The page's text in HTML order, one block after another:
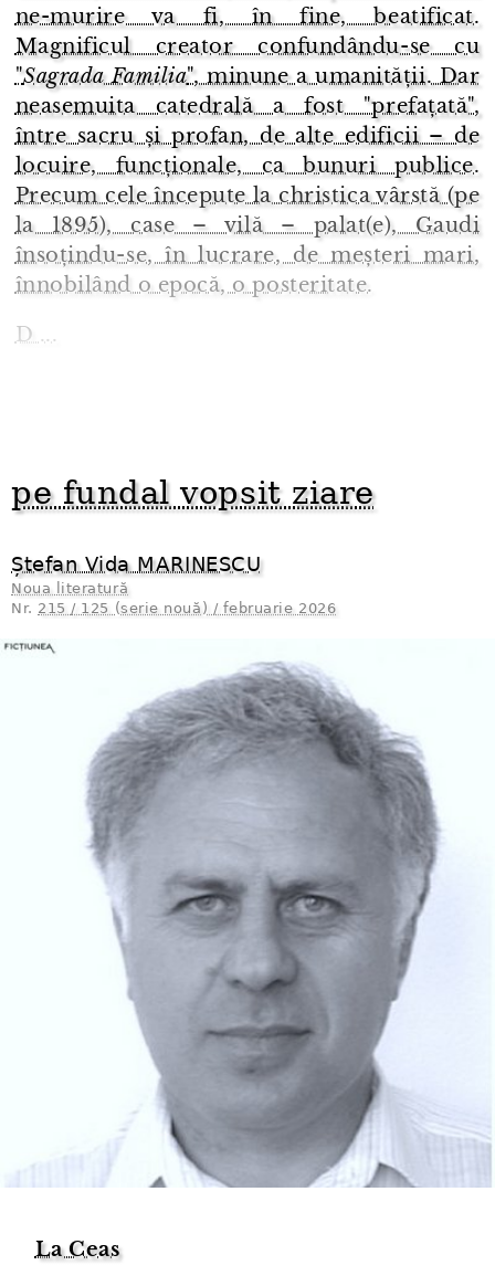
ne-murire va fi, în fine, beatificat.
Magnificul creator confundându-se cu
"Sagrada Familia", minune a umanității. Dar
neasemuita catedrală a fost "prefațată",
între sacru și profan, de alte edificii – de
locuire, funcționale, ca bunuri publice.
Precum cele începute la christica vârstă (pe
la 1895), case – vilă – palat(e), Gaudi
însoțindu-se, în lucrare, de meșteri mari,
înnobilând o epocă, o posteritate.
D ...
pe fundal vopsit ziare
Ștefan Vida MARINESCU
Noua literatură
Nr. 215 / 125 (serie nouă) / februarie 2026
La Ceas